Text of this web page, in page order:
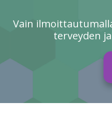
Vain
terveyden